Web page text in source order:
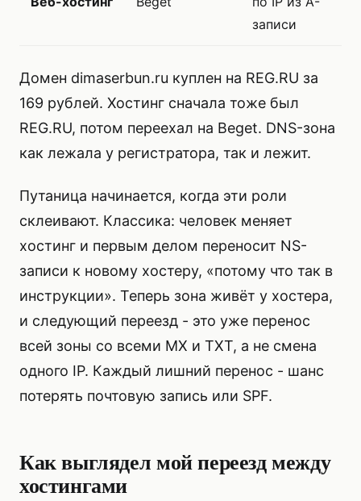
записи
Домен dimaserbun.ru куплен на REG.RU за
169 рублей. Хостинг сначала тоже был
REG.RU, потом переехал на Beget. DNS-зона
как лежала у регистратора, так и лежит.
Путаница начинается, когда эти роли
склеивают. Классика: человек меняет
хостинг и первым делом переносит NS-
записи к новому хостеру, «потому что так в
инструкции». Теперь зона живёт у хостера,
и следующий переезд - это уже перенос
всей зоны со всеми MX и TXT, а не смена
одного IP. Каждый лишний перенос - шанс
потерять почтовую запись или SPF.
Как выглядел мой переезд между
хостингами